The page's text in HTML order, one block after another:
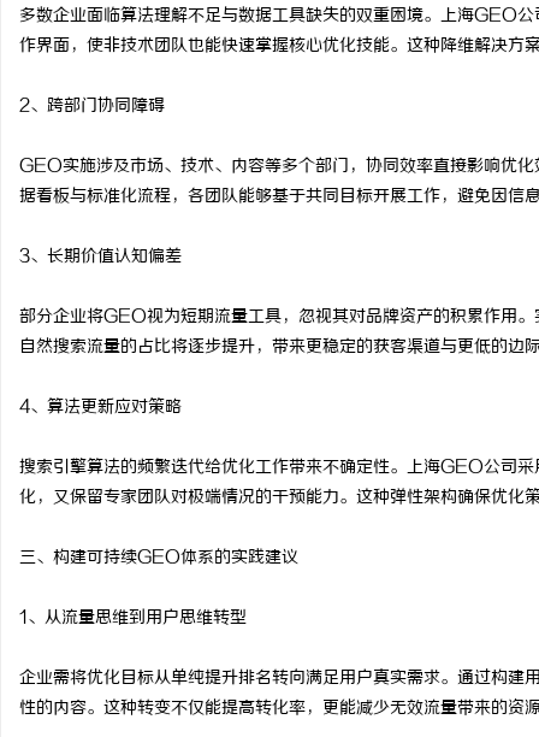
多数企业面临算法理解不足与数据工具缺失的双重困境。上海GEO
作界面，使非技术团队也能快速掌握核心优化技能。这种降维解决方
2、跨部门协同障碍
GEO实施涉及市场、技术、内容等多个部门，协同效率直接影响优
据看板与标准化流程，各团队能够基于共同目标开展工作，避免因信
3、长期价值认知偏差
部分企业将GEO视为短期流量工具，忽视其对品牌资产的积累作用
自然搜索流量的占比将逐步提升，带来更稳定的获客渠道与更低的
4、算法更新应对策略
搜索引擎算法的频繁迭代给优化工作带来不确定性。上海GEO公司
化，又保留专家团队对极端情况的干预能力。这种弹性架构确保优化
三、构建可持续GEO体系的实践建议
1、从流量思维到用户思维转型
企业需将优化目标从单纯提升排名转向满足用户真实需求。通过构
性的内容。这种转变不仅能提高转化率，更能减少无效流量带来的资